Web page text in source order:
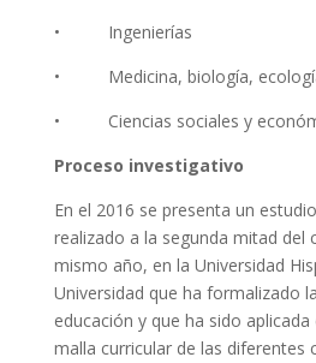
• Ingenierías
• Medicina, biología,
• Ciencias sociales y
Proceso investigativo
En el 2016 se presenta un
realizado a la segunda mitad del
mismo año, en la Universidad
Universidad que ha formalizado
educación y que ha sido
malla curricular de las diferentes